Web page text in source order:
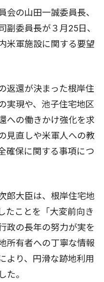
の山田一誠委員長、
副委員長が３月25日、
米軍施設に関する要望
返還が決まった根岸住
実現や、池子住宅地区
への働きかけ強化を求
見直しや米軍人への教
確保に関する事項につ
郎大臣は、根岸住宅地
たことを「大変前向き
政の長年の努力が実を
所有者への丁寧な情報
より、円滑な跡地利用
た。